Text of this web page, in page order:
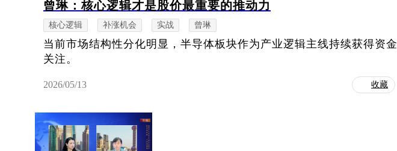
曾琳：核心逻辑才是股价最重要的推动力
核心逻辑 补涨机会 实战 曾琳
当前市场结构性分化明显，半导体板块作为产业逻辑主线持续获得资金
关注。
2026/05/13 收藏